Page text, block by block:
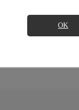
OK
TVで楽しめる全